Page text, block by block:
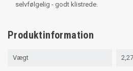
selvfølgelig - godt klistrede.
Produktinformation
Vægt